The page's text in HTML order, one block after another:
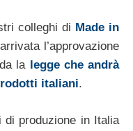
colleghi di Made in
l’approvazione
la legge che andrà
italiani.
produzione in Italia